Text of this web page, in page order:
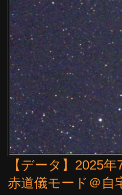
【データ】2025
赤道儀モード＠自